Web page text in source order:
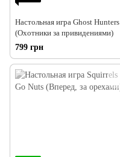
Настольная игра Ghost Hunters
(Охотники за привидениями)
799 грн